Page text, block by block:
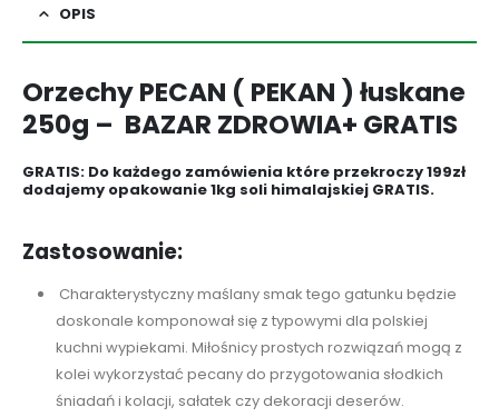
OPIS
Orzechy PECAN ( PEKAN ) łuskane
250g – BAZAR ZDROWIA+ GRATIS
GRATIS: Do każdego zamówienia które przekroczy 199zł
dodajemy opakowanie 1kg soli himalajskiej GRATIS.
Zastosowanie:
Charakterystyczny maślany smak tego gatunku będzie
doskonale komponował się z typowymi dla polskiej
kuchni wypiekami. Miłośnicy prostych rozwiązań mogą z
kolei wykorzystać pecany do przygotowania słodkich
śniadań i kolacji, sałatek czy dekoracji deserów.